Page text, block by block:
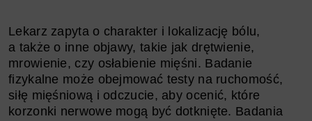
Lekarz zapyta o charakter i lokalizację bólu,
a także o inne objawy, takie jak drętwienie,
mrowienie, czy osłabienie mięśni. Badanie
fizykalne może obejmować testy na ruchomość,
siłę mięśniową i odczucie, aby ocenić, które
korzonki nerwowe mogą być dotknięte. Badania